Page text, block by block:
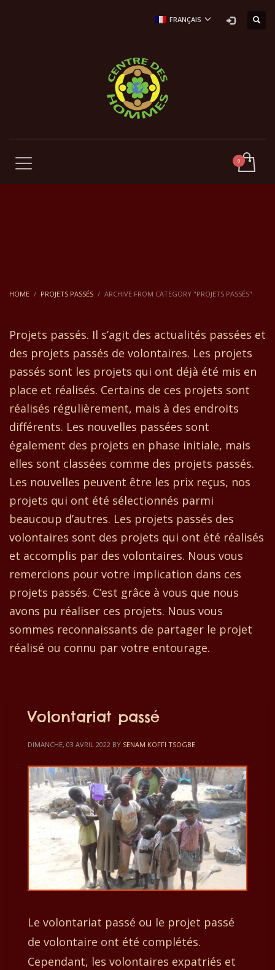
FRANÇAIS
HOME PROJETS PASSÉS ARCHIVE FROM CATEGORY "PROJETS PASSÉS"
Projets passés. Il s’agit des actualités passées et
des projets passés de volontaires. Les projets
passés sont les projets qui ont déjà été mis en
place et réalisés. Certains de ces projets sont
réalisés régulièrement, mais à des endroits
différents. Les nouvelles passées sont
également des projets en phase initiale, mais
elles sont classées comme des projets passés.
Les nouvelles peuvent être les prix reçus, nos
projets qui ont été sélectionnés parmi
beaucoup d’autres. Les projets passés des
volontaires sont des projets qui ont été réalisés
et accomplis par des volontaires. Nous vous
remercions pour votre implication dans ces
projets passés. C’est grâce à vous que nous
avons pu réaliser ces projets. Nous vous
sommes reconnaissants de partager le projet
réalisé ou connu par votre entourage.
Volontariat passé
DIMANCHE, 03 AVRIL 2022 BY SENAM KOFFI TSOGBE
Le volontariat passé ou le projet passé
de volontaire ont été complétés.
Cependant, les volontaires expatriés et